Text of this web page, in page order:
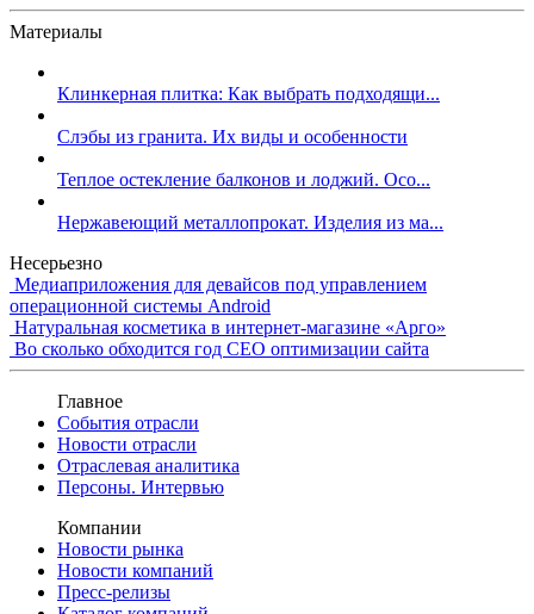
Материалы
Клинкерная плитка: Как выбрать подходящи...
Слэбы из гранита. Их виды и особенности
Теплое остекление балконов и лоджий. Осо...
Нержавеющий металлопрокат. Изделия из ма...
Несерьезно
Медиаприложения для девайсов под управлением
операционной системы Android
Натуральная косметика в интернет-магазине «Арго»
Во сколько обходится год СЕО оптимизации сайта
Главное
События отрасли
Новости отрасли
Отраслевая аналитика
Персоны. Интервью
Компании
Новости рынка
Новости компаний
Пресс-релизы